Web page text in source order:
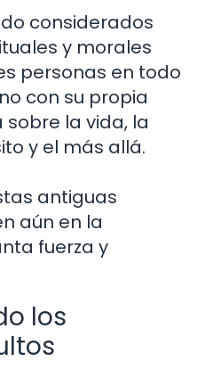
considerados
y morales
personas en todo
con su propia
la vida, la
y el más allá.
antiguas
aún en la
fuerza y
los